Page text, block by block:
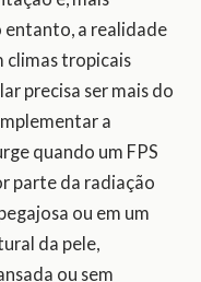
entanto, a realidade
climas tropicais
precisa ser mais do
a
quando um FPS
parte da radiação
ou em um
da pele,
ou sem